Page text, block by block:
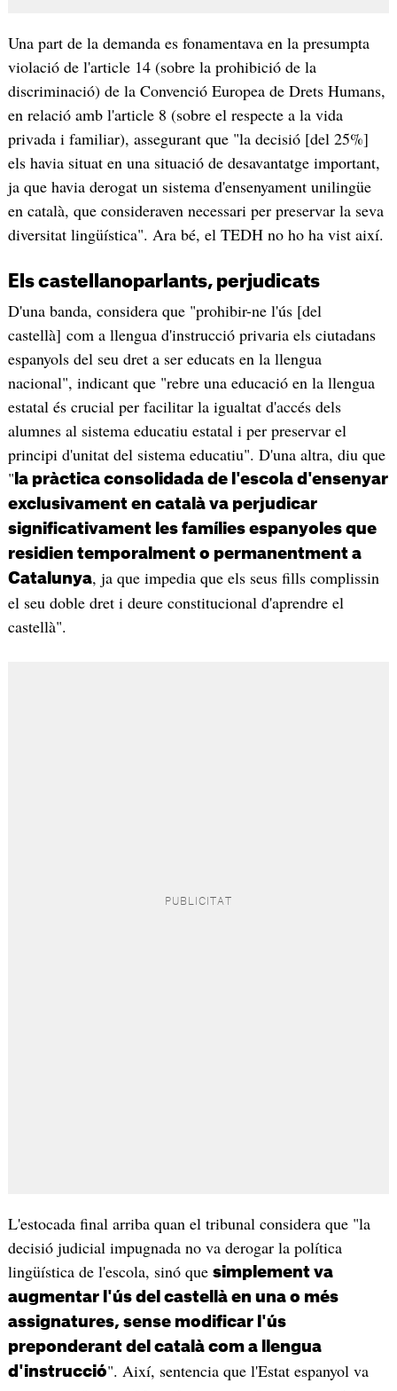
Una part de la demanda es fonamentava en la presumpta
violació de l'article 14 (sobre la prohibició de la
discriminació) de la Convenció Europea de Drets Humans,
en relació amb l'article 8 (sobre el respecte a la vida
privada i familiar), assegurant que "la decisió [del 25%]
els havia situat en una situació de desavantatge important,
ja que havia derogat un sistema d'ensenyament unilingüe
en català, que consideraven necessari per preservar la seva
diversitat lingüística". Ara bé, el TEDH no ho ha vist així.
Els castellanoparlants, perjudicats
D'una banda, considera que "prohibir-ne l'ús [del
castellà] com a llengua d'instrucció privaria els ciutadans
espanyols del seu dret a ser educats en la llengua
nacional", indicant que "rebre una educació en la llengua
estatal és crucial per facilitar la igualtat d'accés dels
alumnes al sistema educatiu estatal i per preservar el
principi d'unitat del sistema educatiu". D'una altra, diu que
" la pràctica consolidada de l'escola d'ensenyar
exclusivament en català va perjudicar
significativament les famílies espanyoles que
residien temporalment o permanentment a
Catalunya, ja que impedia que els seus fills complissin
el seu doble dret i deure constitucional d'aprendre el
castellà".
L'estocada final arriba quan el tribunal considera que "la
decisió judicial impugnada no va derogar la política
lingüística de l'escola, sinó que simplement va
augmentar l'ús del castellà en una o més
assignatures, sense modificar l'ús
preponderant del català com a llengua
d'instrucció". Així, sentencia que l'Estat espanyol va